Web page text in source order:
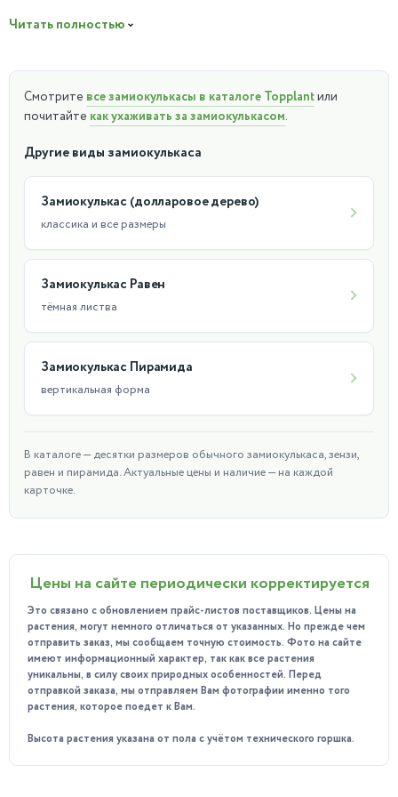
стилю оформления помещения.
Читать полностью
Смотрите все замиокулькасы в каталоге Topplantили
почитайте как ухаживать за замиокулькасом.
Другие виды замиокулькаса
Замиокулькас (долларовое дерево)
классика и все размеры
Замиокулькас Равен
тёмная листва
Замиокулькас Пирамида
вертикальная форма
В каталоге — десятки размеров обычного замиокулькаса, зензи,
равен и пирамида. Актуальные цены и наличие — на каждой
карточке.
Цены на сайте периодически корректируется
Это связано с обновлением прайс-листов поставщиков. Цены на
растения, могут немного отличаться от указанных. Но прежде чем
отправить заказ, мы сообщаем точную стоимость. Фото на сайте
имеют информационный характер, так как все растения
уникальны, в силу своих природных особенностей. Перед
отправкой заказа, мы отправляем Вам фотографии именно того
растения, которое поедет к Вам.
Высота растения указана от пола с учётом технического горшка.